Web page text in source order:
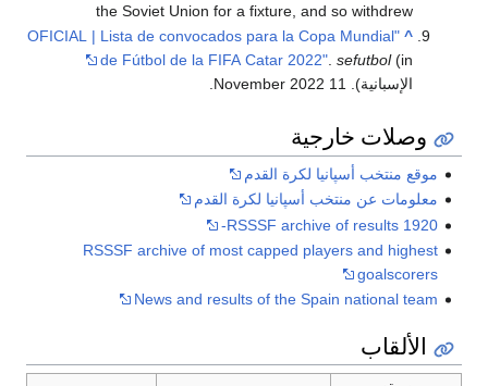
the Soviet Union for a fixture, and so
"OFICIAL | Lista de convocados para la Copa
de Fútbol de la FIFA Catar 2022"
خارجية
أسپانيا لكرة القدم
منتخب أسپانيا لكرة القدم
RSSSF archive of
RSSSF archive of most capped players
News and results of the Spain